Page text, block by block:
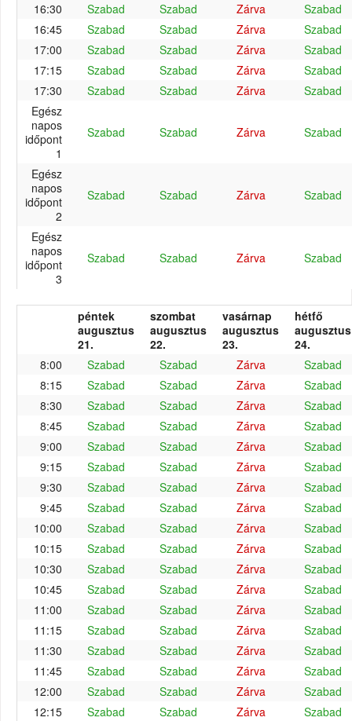
16:30 Szabad Szabad Zárva
Szabad
16:45
Szabad Szabad Zárva
Szabad
17:00
Szabad Szabad Zárva
Szabad
17:15
Szabad Szabad Zárva
Szabad
17:30
Szabad Szabad Zárva
Szabad
Egész
napos
időpont
1
Szabad Szabad Zárva Szabad
Egész
napos
időpont
2
Szabad Szabad Zárva Szabad
Egész
napos
időpont
3
Szabad Szabad Zárva Szabad
péntek
augusztus
21.
szombat
augusztus
22.
vasárnap
augusztus
23.
hétfő
augusztus
24.
8:00
Szabad Szabad Zárva
Szabad
8:15
Szabad Szabad Zárva
Szabad
8:30
Szabad Szabad Zárva
Szabad
8:45
Szabad Szabad Zárva
Szabad
9:00
Szabad Szabad Zárva
Szabad
9:15
Szabad Szabad Zárva
Szabad
9:30
Szabad Szabad Zárva
Szabad
9:45
Szabad Szabad Zárva
Szabad
10:00
Szabad Szabad Zárva
Szabad
10:15
Szabad Szabad Zárva
Szabad
10:30
Szabad Szabad Zárva
Szabad
10:45
Szabad Szabad Zárva
Szabad
11:00
Szabad Szabad Zárva
Szabad
11:15
Szabad Szabad Zárva
Szabad
11:30
Szabad Szabad Zárva
Szabad
11:45
Szabad Szabad Zárva
Szabad
12:00
Szabad Szabad Zárva
Szabad
12:15
Szabad Szabad Zárva
Szabad